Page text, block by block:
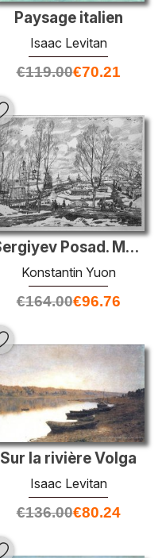
Paysage italien
Isaac Levitan
€119.00€70.21
Sergiyev Posad. Mars
Konstantin Yuon
€164.00€96.76
Sur la rivière Volga
Isaac Levitan
€136.00€80.24